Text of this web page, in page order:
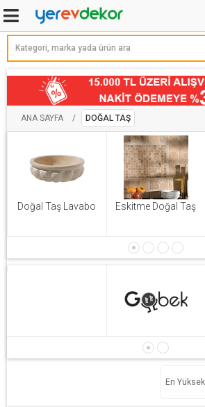
ANA SAYFA / DOĞAL TAŞ
Doğal Taş Lavabo Eskitme Doğal Taş
En